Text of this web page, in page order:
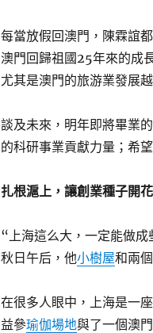
每當放假回澳門，陳霖誼
澳門回歸祖國25年來的成
尤其是澳門的旅游業發展
談及未來，明年即將畢業
的科研事業貢獻力量；希
扎根滬上，讓創業種子開花
“上海這么大，一定能做
秋日午后，他小樹屋和兩
在很多人眼中，上海是一
益參瑜伽場地與了一個澳